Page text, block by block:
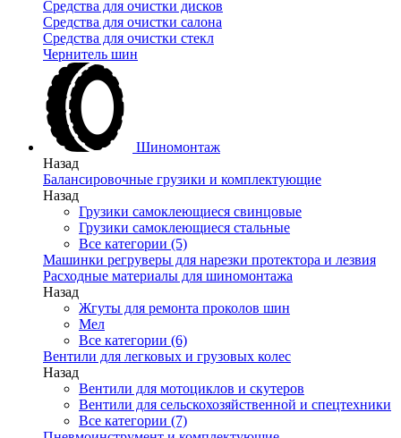
Средства для очистки дисков
Средства для очистки салона
Средства для очистки стекл
Чернитель шин
Шиномонтаж
Назад
Балансировочные грузики и комплектующие
Назад
Грузики самоклеющиеся свинцовые
Грузики самоклеющиеся стальные
Все категории (5)
Машинки регруверы для нарезки протектора и лезвия
Расходные материалы для шиномонтажа
Назад
Жгуты для ремонта проколов шин
Мел
Все категории (6)
Вентили для легковых и грузовых колес
Назад
Вентили для мотоциклов и скутеров
Вентили для сельскохозяйственной и спецтехники
Все категории (7)